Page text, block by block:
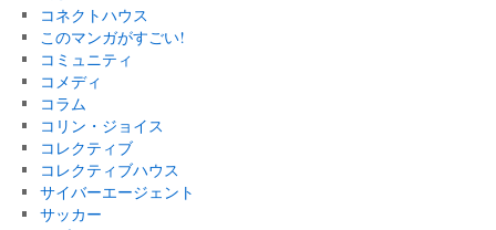
コネクトハウス
このマンガがすごい!
コミュニティ
コメディ
コラム
コリン・ジョイス
コレクティブ
コレクティブハウス
サイバーエージェント
サッカー